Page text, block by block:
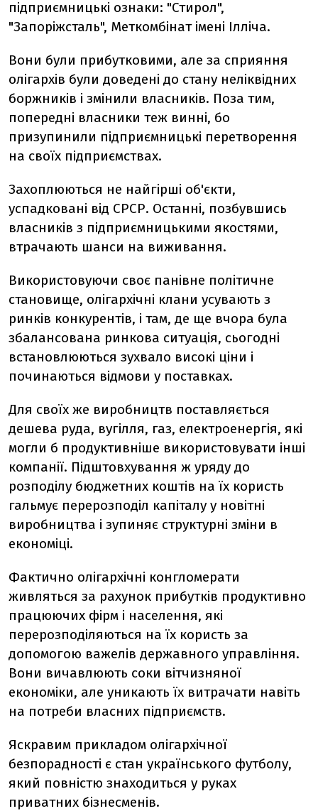
підприємницькі ознаки: "Стирол",
"Запоріжсталь", Меткомбінат імені Ілліча.
Вони були прибутковими, але за сприяння
олігархів були доведені до стану неліквідних
боржників і змінили власників. Поза тим,
попередні власники теж винні, бо
призупинили підприємницькі перетворення
на своїх підприємствах.
Захоплюються не найгірші об'єкти,
успадковані від СРСР. Останні, позбувшись
власників з підприємницькими якостями,
втрачають шанси на виживання.
Використовуючи своє панівне політичне
становище, олігархічні клани усувають з
ринків конкурентів, і там, де ще вчора була
збалансована ринкова ситуація, сьогодні
встановлюються зухвало високі ціни і
починаються відмови у поставках.
Для своїх же виробництв поставляється
дешева руда, вугілля, газ, електроенергія, які
могли б продуктивніше використовувати інші
компанії. Підштовхування ж уряду до
розподілу бюджетних коштів на їх користь
гальмує перерозподіл капіталу у новітні
виробництва і зупиняє структурні зміни в
економіці.
Фактично олігархічні конгломерати
живляться за рахунок прибутків продуктивно
працюючих фірм і населення, які
перерозподіляються на їх користь за
допомогою важелів державного управління.
Вони вичавлюють соки вітчизняної
економіки, але уникають їх витрачати навіть
на потреби власних підприємств.
Яскравим прикладом олігархічної
безпорадності є стан українського футболу,
який повністю знаходиться у руках
приватних бізнесменів.